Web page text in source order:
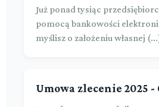
Już ponad tysiąc
pomocą bankowości
myślisz o założeniu własnej
Umowa zlecenie 2025 -